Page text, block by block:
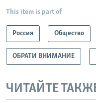
This item is part of
Россия Общество
ОБРАТИ ВНИМАНИЕ
ЧИТАЙТЕ